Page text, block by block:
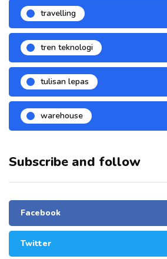
travelling
tren teknologi
tulisan lepas
warehouse
Subscribe and follow
Facebook
Twitter